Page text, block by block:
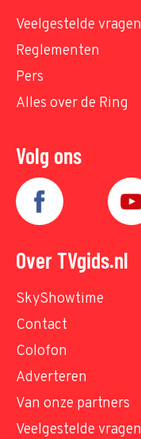
Veelgestelde vragen
Reglementen
Pers
Alles over de Ring
Volg ons
Over TVgids.nl
SkyShowtime
Contact
Colofon
Adverteren
Van onze partners
Veelgestelde vragen